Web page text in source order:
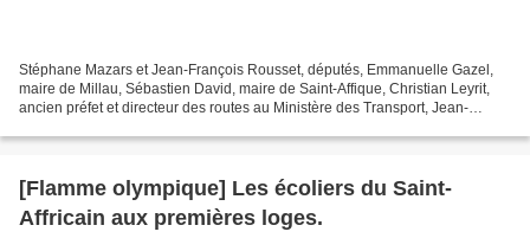
Stéphane Mazars et Jean-François Rousset, députés, Emmanuelle Gazel,
maire de Millau, Sébastien David, maire de Saint-Affique, Christian Leyrit,
ancien préfet et directeur des routes au Ministère des Transport, Jean-
[Flamme olympique] Les écoliers du Saint-
Affricain aux premières loges.